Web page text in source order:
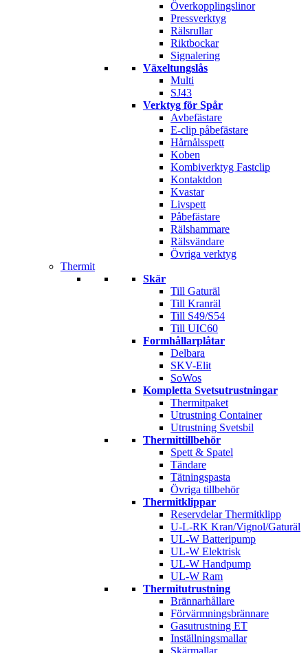
Överkopplingslinor
Pressverktyg
Rälsrullar
Riktbockar
Signalering
Växeltungslås
Multi
SJ43
Verktyg för Spår
Avbefästare
E-clip påbefästare
Hårnålsspett
Koben
Kombiverktyg Fastclip
Kontaktdon
Kvastar
Livspett
Påbefästare
Rälshammare
Rälsvändare
Övriga verktyg
Thermit
Skär
Till Gaturäl
Till Kranräl
Till S49/S54
Till UIC60
Formhållarplåtar
Delbara
SKV-Elit
SoWos
Kompletta Svetsutrustningar
Thermitpaket
Utrustning Container
Utrustning Svetsbil
Thermittillbehör
Spett & Spatel
Tändare
Tätningspasta
Övriga tillbehör
Thermitklippar
Reservdelar Thermitklipp
U-L-RK Kran/Vignol/Gaturäl
UL-W Batteripump
UL-W Elektrisk
UL-W Handpump
UL-W Ram
Thermitutrustning
Brännarhållare
Förvärmningsbrännare
Gasutrustning ET
Inställningsmallar
Skärmallar